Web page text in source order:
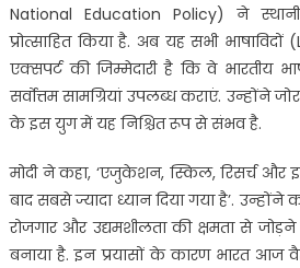
National Education Policy) ने
प्रोत्साहित किया है. अब यह सभी
एक्सपर्ट की जिम्मेदारी है कि वे भारतीय
सर्वोत्तम सामग्रियां उपलब्ध कराएं. उन्होंने
के इस युग में यह निश्चित रूप से संभव है.
मोदी ने कहा, ‘एजुकेशन, स्किल, रिसर्च
बाद सबसे ज्यादा ध्यान दिया गया है’. उन्होंने
रोजगार और उद्यमशीलता की क्षमता से
बनाया है. इन प्रयासों के कारण भारत आज